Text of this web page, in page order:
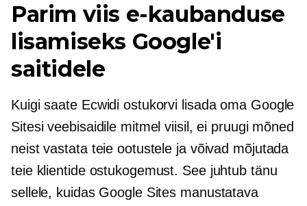
Parim viis e-kaubanduse
lisamiseks Google'i
saitidele
Kuigi saate Ecwidi ostukorvi lisada oma Google
Sitesi veebisaidile mitmel viisil, ei pruugi mõned
neist vastata teie ootustele ja võivad mõjutada
teie klientide ostukogemust. See juhtub tänu
sellele, kuidas Google Sites manustatava